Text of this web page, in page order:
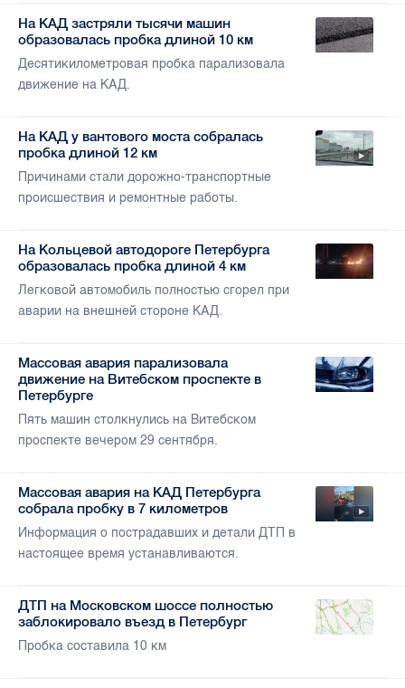
На КАД застряли тысячи машин
образовалась пробка длиной 10 км
Десятикилометровая пробка парализовала
движение на КАД.
На КАД у вантового моста собралась
пробка длиной 12 км
Причинами стали дорожно-транспортные
происшествия и ремонтные работы.
На Кольцевой автодороге Петербурга
образовалась пробка длиной 4 км
Легковой автомобиль полностью сгорел при
аварии на внешней стороне КАД.
Массовая авария парализовала
движение на Витебском проспекте в
Петербурге
Пять машин столкнулись на Витебском
проспекте вечером 29 сентября.
Массовая авария на КАД Петербурга
собрала пробку в 7 километров
Информация о пострадавших и детали ДТП в
настоящее время устанавливаются.
ДТП на Московском шоссе полностью
заблокировало въезд в Петербург
Пробка составила 10 км